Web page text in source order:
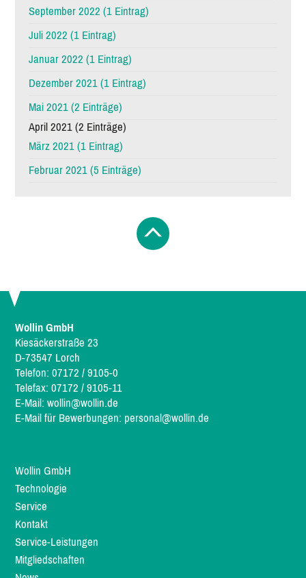
September 2022 (1 Eintrag)
Juli 2022 (1 Eintrag)
Januar 2022 (1 Eintrag)
Dezember 2021 (1 Eintrag)
Mai 2021 (2 Einträge)
April 2021 (2 Einträge)
März 2021 (1 Eintrag)
Februar 2021 (5 Einträge)
Wollin GmbH
Kiesäckerstraße 23
D-73547 Lorch
Telefon: 07172 / 9105-0
Telefax: 07172 / 9105-11
E-Mail:wollin@wollin.de
E-Mail für Bewerbungen:personal@wollin.de
Wollin GmbH
Technologie
Service
Kontakt
Service-Leistungen
Mitgliedschaften